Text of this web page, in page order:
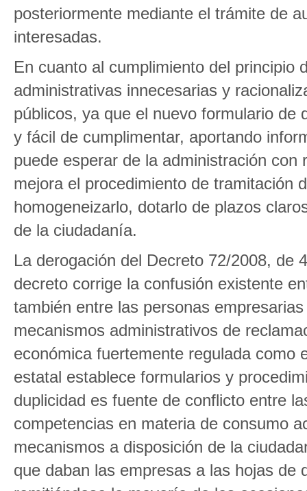
posteriormente mediante el trámite de
interesadas.
En cuanto al cumplimiento del principio
administrativas innecesarias y
públicos, ya que el nuevo formulario de
y fácil de cumplimentar, aportando
puede esperar de la administración
mejora el procedimiento de tramitación
homogeneizarlo, dotarlo de plazos
de la ciudadanía.
La derogación del Decreto 72/2008, de
decreto corrige la confusión existente
también entre las personas
mecanismos administrativos de
económica fuertemente regulada como
estatal establece formularios y
duplicidad es fuente de conflicto entre
competencias en materia de consumo
mecanismos a disposición de la
que daban las empresas a las hojas de